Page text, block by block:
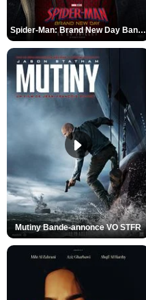
Spider-Man: Brand New Day Bande-annonce VO STFR
Mutiny Bande-annonce VO STFR